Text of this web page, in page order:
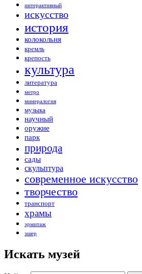
интерактивный
искусство
история
колокольня
кремль
крепость
культура
литература
метро
минералогия
музыка
научный
оружие
парк
природа
сады
скульптура
современное искусство
творчество
транспорт
храмы
эрмитаж
эшер
Искать музей